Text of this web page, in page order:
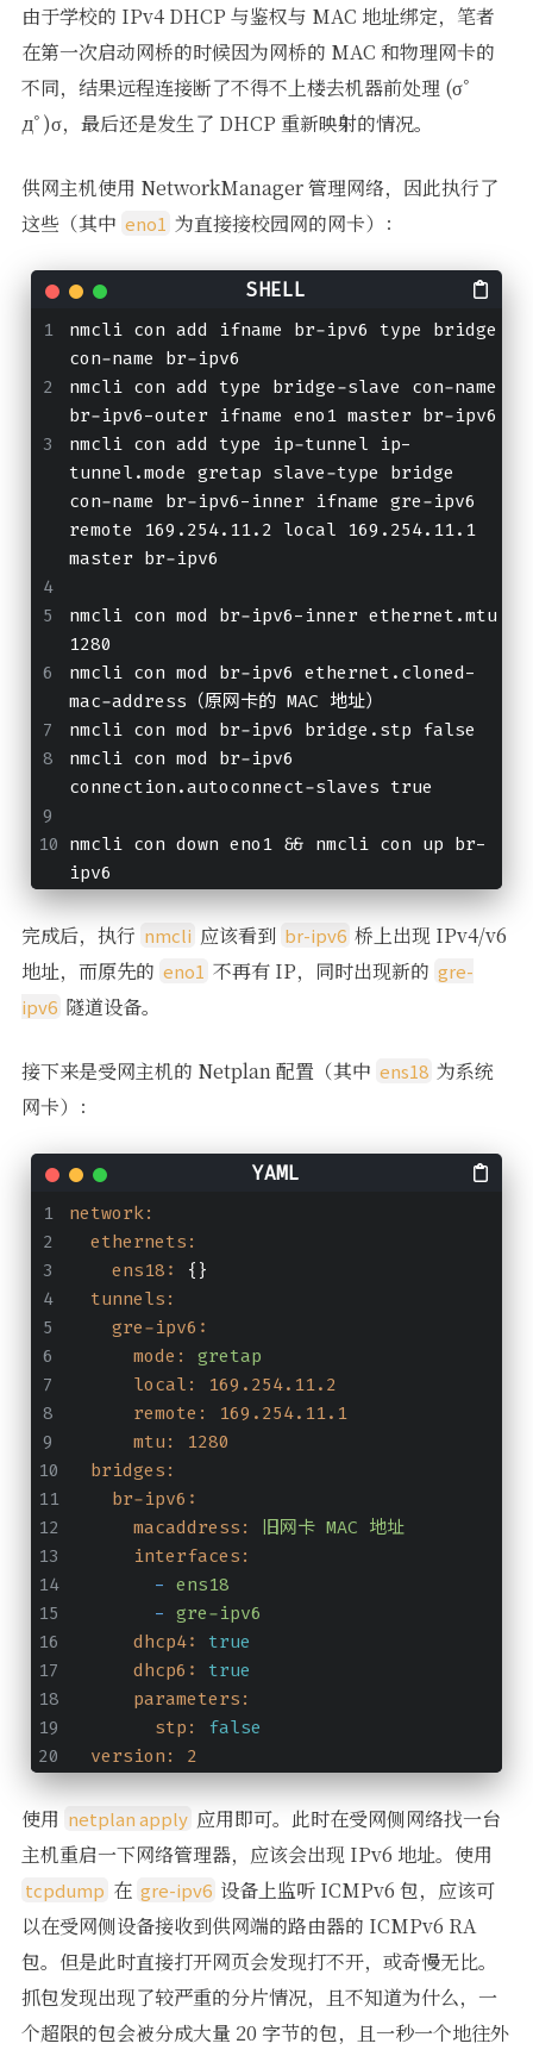
由于学校的 IPv4 DHCP 与鉴权与 MAC 地址绑定，笔者
在第一次启动网桥的时候因为网桥的 MAC 和物理网卡的
不同，结果远程连接断了不得不上楼去机器前处理 (σﾟ
дﾟ)σ，最后还是发生了 DHCP 重新映射的情况。
供网主机使用 NetworkManager 管理网络，因此执行了
这些（其中 eno1 为直接接校园网的网卡）：
nmcli con add ifname br-ipv6 type bridge
con-name br-ipv6
nmcli con add type bridge-slave con-name
br-ipv6-outer ifname eno1 master br-ipv6
nmcli con add type ip-tunnel ip-
tunnel.mode gretap slave-type bridge
con-name br-ipv6-inner ifname gre-ipv6
remote 169.254.11.2 local 169.254.11.1
master br-ipv6
nmcli con mod br-ipv6-inner ethernet.mtu
1280
nmcli con mod br-ipv6 ethernet.cloned-
mac-address（原网卡的 MAC 地址）
nmcli con mod br-ipv6 bridge.stp false
nmcli con mod br-ipv6
connection.autoconnect-slaves true
nmcli con down eno1 && nmcli con up br-
ipv6
完成后，执行 nmcli 应该看到 br-ipv6 桥上出现 IPv4/v6
地址，而原先的 eno1 不再有 IP，同时出现新的 gre-
ipv6 隧道设备。
接下来是受网主机的 Netplan 配置（其中 ens18 为系统
网卡）：
network:
ethernets:
ens18:
{}
tunnels:
gre-ipv6:
mode:
gretap
local:
169.254.11.2
remote:
169.254.11.1
mtu:
1280
bridges:
br-ipv6:
macaddress:
旧网卡 MAC 地址
interfaces:
- ens18
- gre-ipv6
dhcp4:
true
dhcp6:
true
parameters:
stp:
false
version:
2
使用 netplan apply 应用即可。此时在受网侧网络找一台
主机重启一下网络管理器，应该会出现 IPv6 地址。使用
tcpdump 在 gre-ipv6 设备上监听 ICMPv6 包，应该可
以在受网侧设备接收到供网端的路由器的 ICMPv6 RA
包。但是此时直接打开网页会发现打不开，或奇慢无比。
抓包发现出现了较严重的分片情况，且不知道为什么，一
个超限的包会被分成大量 20 字节的包，且一秒一个地往外